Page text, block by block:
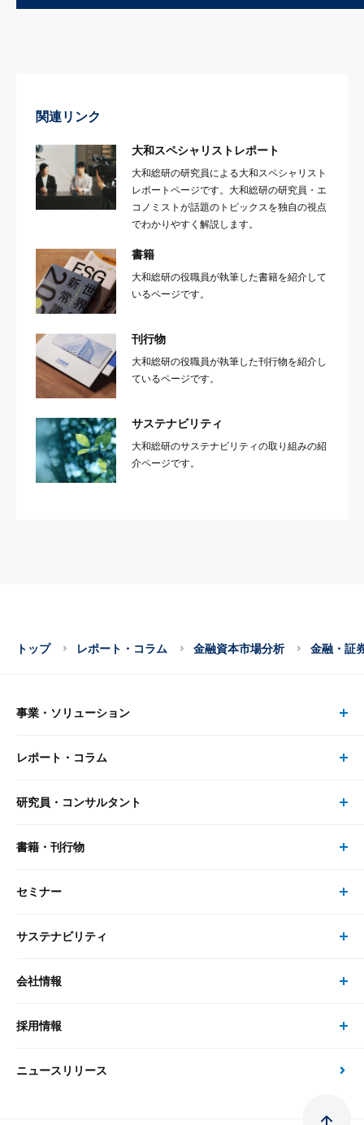
関連リンク
大和スペシャリストレポート
大和総研の研究員による大和スペシャリスト
レポートページです。大和総研の研究員・エ
コノミストが話題のトピックスを独自の視点
でわかりやすく解説します。
書籍
大和総研の役職員が執筆した書籍を紹介して
いるページです。
刊行物
大和総研の役職員が執筆した刊行物を紹介し
ているページです。
サステナビリティ
大和総研のサステナビリティの取り組みの紹
介ページです。
トップ レポート・コラム 金融資本市場分析 金融・証
事業・ソリューション
事業・ソリューション トップ
リサーチ
大和総研の強み
先端テクノロジーに基づく新たな価値の創出
レポート・コラム
レポート・コラム トップ
最新のレポート・コラム
政策分析
研究員・コンサルタント
研究員・コンサルタント トップ
研究員
書籍・刊行物
書籍・刊行物 トップ
書籍
セミナー
セミナー トップ
現在受付中のセミナー・イベント
サステナビリティ
サステナビリティの取り組み
次世代社会への貢献
会社情報
会社情報 トップ
会社概要・役員一覧
採用情報
採用情報 トップ
ニュースリリース